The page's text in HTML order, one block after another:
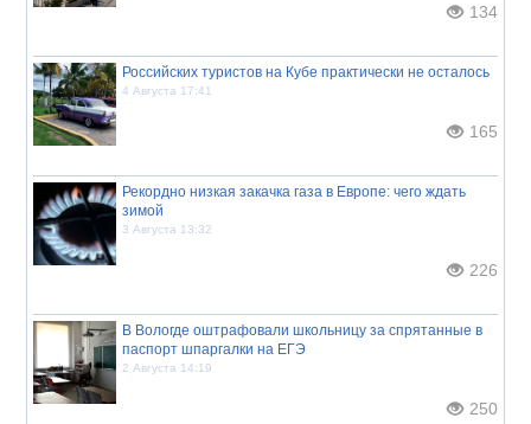
134
Российских туристов на Кубе практически не осталось
4 Августа 17:41
165
Рекордно низкая закачка газа в Европе: чего ждать
зимой
3 Августа 13:32
226
В Вологде оштрафовали школьницу за спрятанные в
паспорт шпаргалки на ЕГЭ
2 Августа 14:19
250